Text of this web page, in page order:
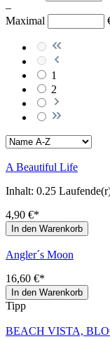
–
Maximal
1
2
A Beautiful Life
Inhalt: 0.25
4,90 €*
In den Warenkorb
Angler´s Moon
16,60 €*
In den Warenkorb
Tipp
BEACH VISTA,